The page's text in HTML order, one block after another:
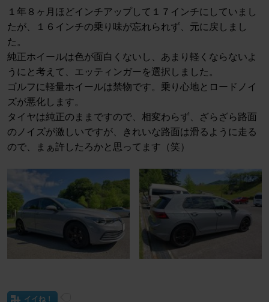
１年８ヶ月ほどインチアップして１７インチにしていまし
たが、１６インチの乗り味が忘れられず、元に戻しまし
た。
純正ホイールは色が面白くないし、あまり軽くならないよ
うにと考えて、エッティンガーを選択しました。
ゴルフに軽量ホイールは禁物です。乗り心地とロードノイ
ズが悪化します。
タイヤは純正のままですので、相変わらず、ざらざら路面
のノイズが激しいですが、きれいな路面は滑るように走る
ので、まぁ許したろかと思ってます（笑）
イイね！